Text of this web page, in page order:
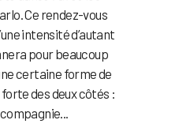
Ce rendez-vous
intensité d’autant
pour beaucoup
certaine forme de
des deux côtés :